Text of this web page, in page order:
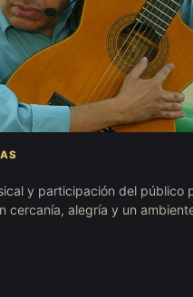
y participación del público
cercanía, alegría y un